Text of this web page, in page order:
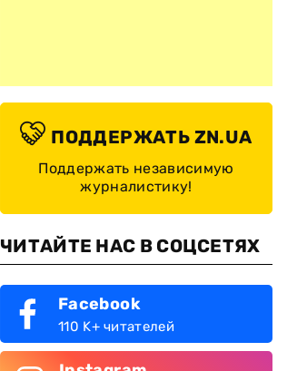
ПОДДЕРЖАТЬ ZN.UA
Поддержать независимую
журналистику!
ЧИТАЙТЕ НАС В СОЦСЕТЯХ
Facebook
110 K+ читателей